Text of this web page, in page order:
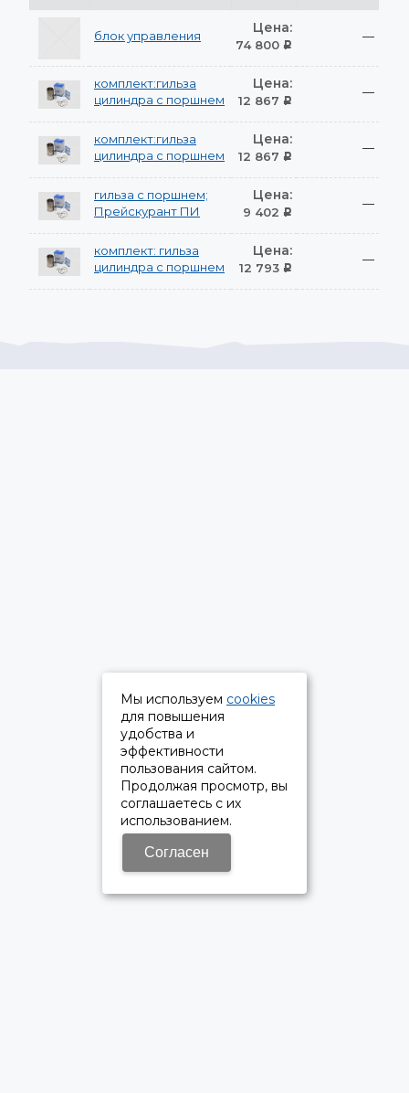
блок управления Цена:
74 800 Р
—
комплект:гильза
цилиндра с поршнем
Цена:
12 867 Р
—
комплект:гильза
цилиндра с поршнем
Цена:
12 867 Р
—
гильза с поршнем;
Прейскурант ПИ
Цена:
9 402 Р
—
комплект: гильза
цилиндра с поршнем
Цена:
12 793 Р
—
Мы используем cookies
для повышения
удобства и
эффективности
пользования сайтом.
Продолжая просмотр, вы
соглашаетесь с их
использованием.
Согласен